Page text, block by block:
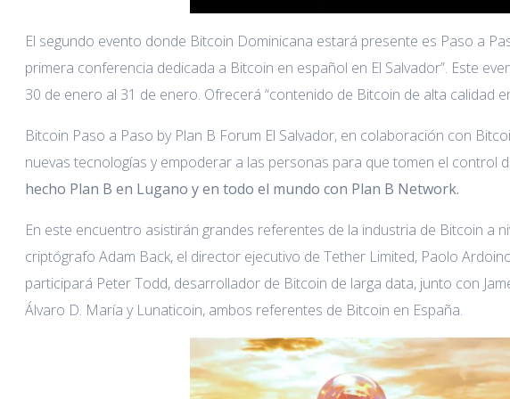
El segundo evento donde Bitcoin Dominicana estará presente es Paso a
primera conferencia dedicada a Bitcoin en español en El Salvador”. Este
30 de enero al 31 de enero. Ofrecerá “contenido de Bitcoin de alta calidad
Bitcoin Paso a Paso by Plan B Forum El Salvador, en colaboración con
nuevas tecnologías y empoderar a las personas para que tomen el control
hecho Plan B en Lugano y en todo el mundo con Plan B Network.
En este encuentro asistirán grandes referentes de la industria de Bitcoin a
criptógrafo Adam Back, el director ejecutivo de Tether Limited, Paolo
participará Peter Todd, desarrollador de Bitcoin de larga data, junto con
Álvaro D. María y Lunaticoin, ambos referentes de Bitcoin en España.